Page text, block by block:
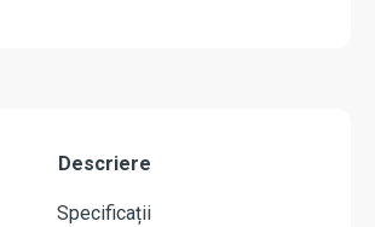
Descriere
Specificații